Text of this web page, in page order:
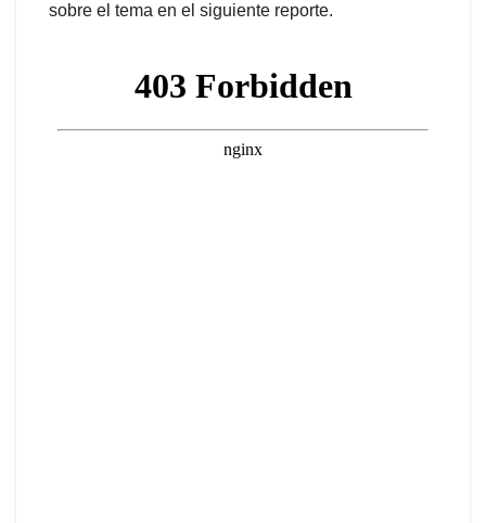
sobre el tema en el siguiente reporte.